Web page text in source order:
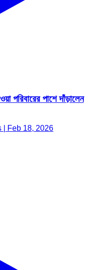
পরিবারের পাশে দাঁড়ালেন
| Feb 18, 2026